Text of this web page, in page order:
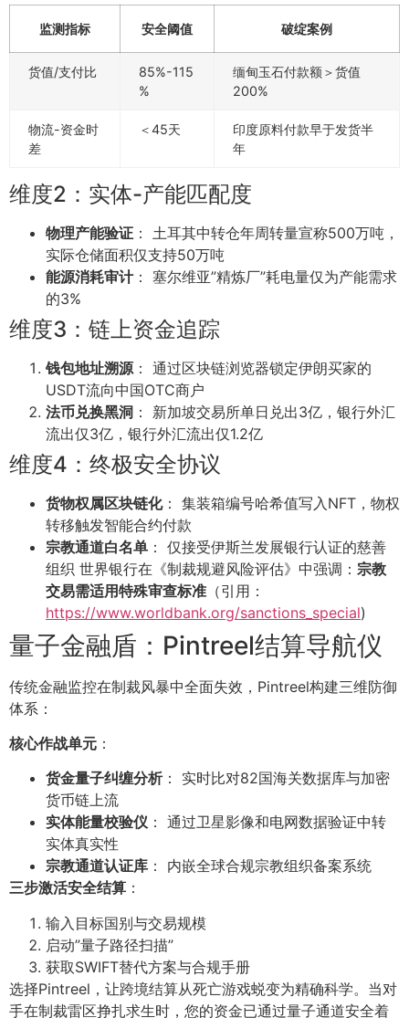
监测指标 安全阈值 破绽案例
货值/支付比
85%-115
%
缅甸玉石付款额＞货值
200%
物流-资金时
差
＜45天
印度原料付款早于发货半
年
维度2：实体-产能匹配度
物理产能验证 ： 土耳其中转仓年周转量宣称500万吨，
实际仓储面积仅支持50万吨
能源消耗审计： 塞尔维亚”精炼厂”耗电量仅为产能需求
的3%
维度3：链上资金追踪
钱包地址溯源 ： 通过区块链浏览器锁定伊朗买家的
USDT流向中国OTC商户
法币兑换黑洞 ： 新加坡交易所单日兑出3亿，银行外汇
流出仅3亿，银行外汇流出仅1.2亿
维度4：终极安全协议
货物权属区块链化： 集装箱编号哈希值写入NFT，物权
转移触发智能合约付款
宗教通道白名单 ： 仅接受伊斯兰发展银行认证的慈善
组织 世界银行在《制裁规避风险评估》中强调： 宗教
交易需适用特殊审查标准 （引用：
https://www.worldbank.org/sanctions_special)
量子金融盾：Pintreel结算导航仪
传统金融监控在制裁风暴中全面失效，Pintreel构建三维防御
体系：
核心作战单元 ：
货金量子纠缠分析： 实时比对82国海关数据库与加密
货币链上流
实体能量校验仪 ： 通过卫星影像和电网数据验证中转
实体真实性
宗教通道认证库 ： 内嵌全球合规宗教组织备案系统
三步激活安全结算 ：
输入目标国别与交易规模
启动”量子路径扫描”
获取SWIFT替代方案与合规手册
选择Pintreel，让跨境结算从死亡游戏蜕变为精确科学。当对
手在制裁雷区挣扎求生时，您的资金已通过量子通道安全着